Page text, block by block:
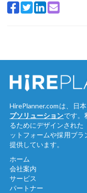
HirePlanner.comは、日
プソリューションです。
るためにデザインされた
ットフォームや採用ブ
提供しています。
ホーム
会社案内
サービス
パートナー